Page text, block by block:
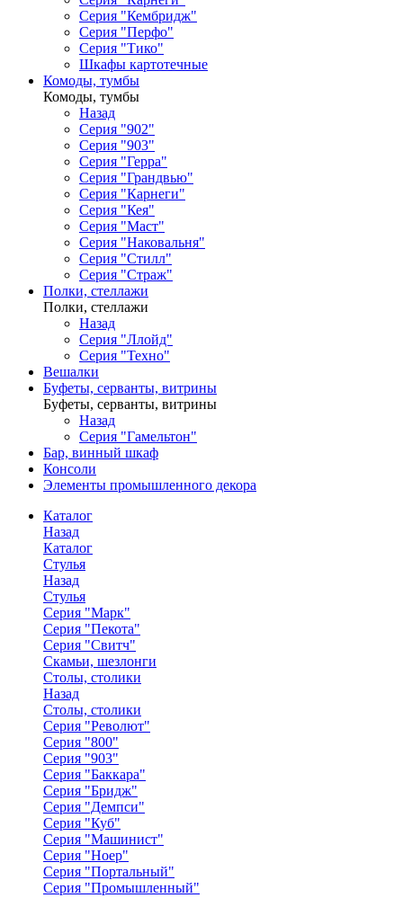
Серия "Кембридж"
Серия "Перфо"
Серия "Тико"
Шкафы картотечные
Комоды, тумбы
Комоды, тумбы
Назад
Серия "902"
Серия "903"
Серия "Герра"
Серия "Грандвью"
Серия "Карнеги"
Серия "Кея"
Серия "Маст"
Серия "Наковальня"
Серия "Стилл"
Серия "Страж"
Полки, стеллажи
Полки, стеллажи
Назад
Серия "Ллойд"
Серия "Техно"
Вешалки
Буфеты, серванты, витрины
Буфеты, серванты, витрины
Назад
Серия "Гамельтон"
Бар, винный шкаф
Консоли
Элементы промышленного декора
Каталог
Назад
Каталог
Стулья
Назад
Стулья
Серия "Марк"
Серия "Пекота"
Серия "Свитч"
Скамьи, шезлонги
Столы, столики
Назад
Столы, столики
Серия "Револют"
Серия "800"
Серия "903"
Серия "Баккара"
Серия "Бридж"
Серия "Демпси"
Серия "Куб"
Серия "Машинист"
Серия "Ноер"
Серия "Портальный"
Серия "Промышленный"